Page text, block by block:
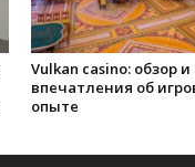
Vulkan casino: обзор и
впечатления об
опыте